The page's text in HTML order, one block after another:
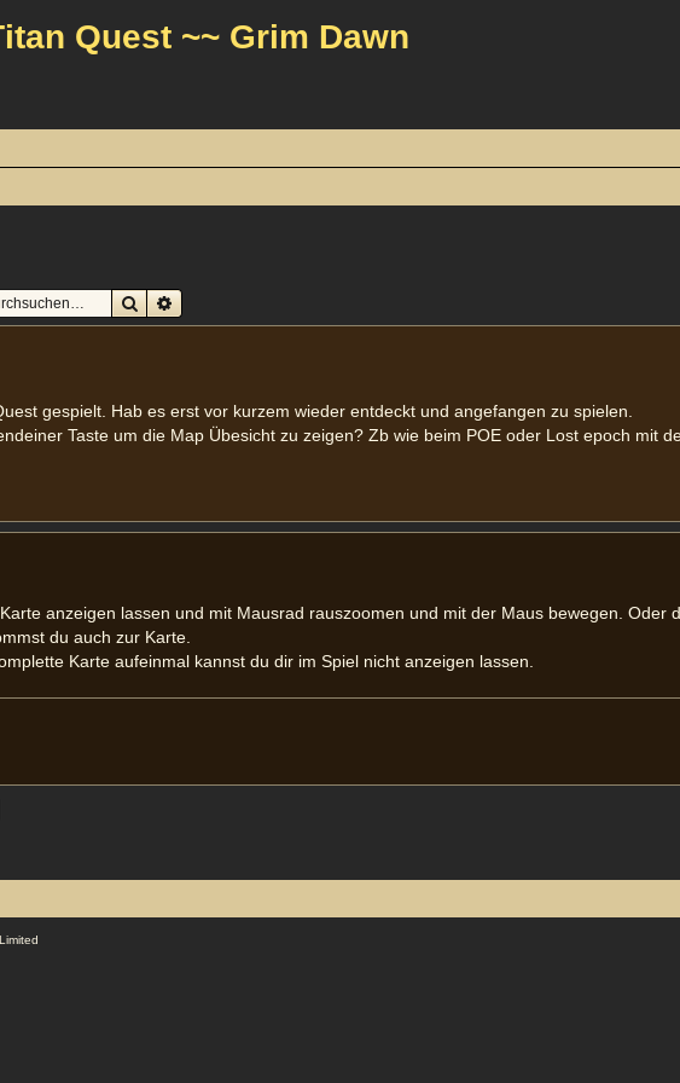
Quest ~~ Grim Dawn
SucheErweiterte Suche
gespielt. Hab es erst vor kurzem wieder entdeckt und angefangen zu spielen.
Taste um die Map Übesicht zu zeigen? Zb wie beim POE oder Lost epoch mit
anzeigen lassen und mit Mausrad rauszoomen und mit der Maus bewegen. Oder
du auch zur Karte.
Karte aufeinmal kannst du dir im Spiel nicht anzeigen lassen.